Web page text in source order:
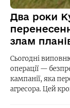
Два роки
злам
Сьогодні
операції —
кампанії, яка
агресора. Цей